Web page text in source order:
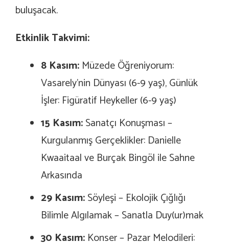
buluşacak.
Etkinlik Takvimi:
8 Kasım: Müzede Öğreniyorum:
Vasarely’nin Dünyası (6-9 yaş), Günlük
İşler: Figüratif Heykeller (6-9 yaş)
15 Kasım:Sanatçı Konuşması –
Kurgulanmış Gerçeklikler: Danielle
Kwaaitaal ve Burçak Bingöl ile Sahne
Arkasında
29 Kasım:Söyleşi – Ekolojik Çığlığı
Bilimle Algılamak – Sanatla Duy(ur)mak
30 Kasım: Konser – Pazar Melodileri: